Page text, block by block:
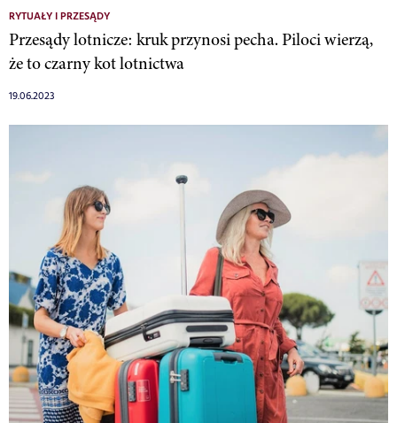
RYTUAŁY I PRZESĄDY
Przesądy lotnicze: kruk przynosi pecha. Piloci wierzą,
że to czarny kot lotnictwa
19.06.2023